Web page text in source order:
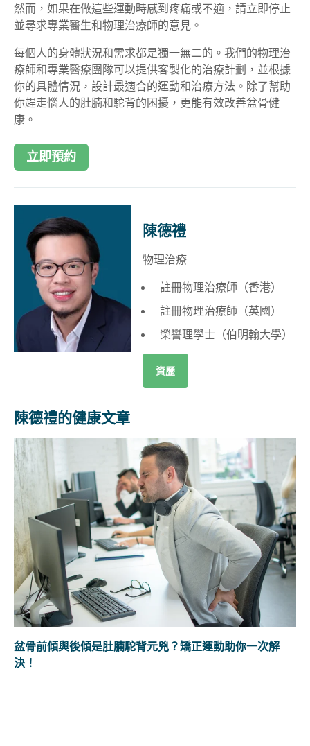
然而，如果在做這些運動時感到疼痛或不適，請立即停止
並尋求專業醫生和物理治療師的意見。
每個人的身體狀況和需求都是獨一無二的。我們的物理治
療師和專業醫療團隊可以提供客製化的治療計劃，並根據
你的具體情況，設計最適合的運動和治療方法。除了幫助
你趕走惱人的肚腩和駝背的困擾，更能有效改善盆骨健
康。
立即預約
陳德禮
物理治療
註冊物理治療師（香港）
註冊物理治療師（英國）
榮譽理學士（伯明翰大學）
資歷
陳德禮的健康文章
盆骨前傾與後傾是肚腩駝背元兇？矯正運動助你一次解
決！